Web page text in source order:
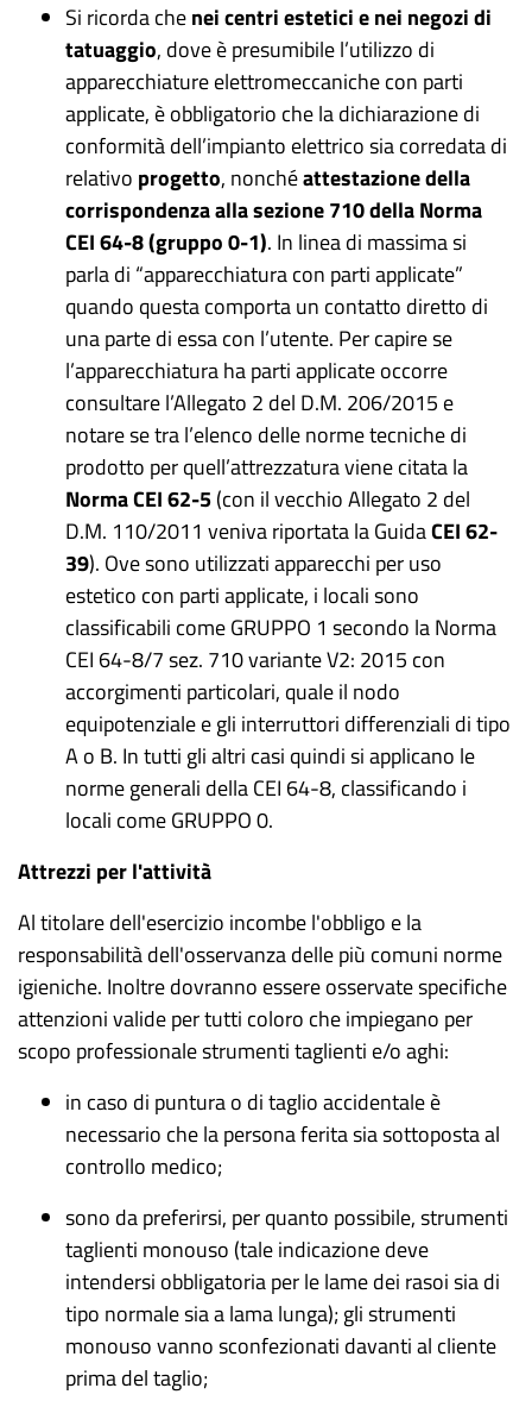
Si ricorda chenei centri estetici e nei negozi di
tatuaggio, dove è presumibile l’utilizzo di
apparecchiature elettromeccaniche con parti
applicate, è obbligatorio che la dichiarazione di
conformità dell’impianto elettrico sia corredata di
relativo progetto, nonchéattestazione della
corrispondenza alla sezione 710 della Norma
CEI 64-8 (gruppo 0-1). In linea di massima si
parla di “apparecchiatura con parti applicate”
quando questa comporta un contatto diretto di
una parte di essa con l’utente. Per capire se
l’apparecchiatura ha parti applicate occorre
consultare l’Allegato 2 del D.M. 206/2015 e
notare se tra l’elenco delle norme tecniche di
prodotto per quell’attrezzatura viene citata la
Norma CEI 62-5(con il vecchio Allegato 2 del
D.M. 110/2011 veniva riportata la GuidaCEI 62-
39). Ove sono utilizzati apparecchi per uso
estetico con parti applicate, i locali sono
classificabili come GRUPPO 1 secondo la Norma
CEI 64-8/7 sez. 710 variante V2: 2015 con
accorgimenti particolari, quale il nodo
equipotenziale e gli interruttori differenziali di tipo
A o B. In tutti gli altri casi quindi si applicano le
norme generali della CEI 64-8, classificando i
locali come GRUPPO 0.
Attrezzi per l'attività
Al titolare dell'esercizio incombe l'obbligo e la
responsabilità dell'osservanza delle più comuni norme
igieniche. Inoltre dovranno essere osservate specifiche
attenzioni valide per tutti coloro che impiegano per
scopo professionale strumenti taglienti e/o aghi:
in caso di puntura o di taglio accidentale è
necessario che la persona ferita sia sottoposta al
controllo medico;
sono da preferirsi, per quanto possibile, strumenti
taglienti monouso (tale indicazione deve
intendersi obbligatoria per le lame dei rasoi sia di
tipo normale sia a lama lunga); gli strumenti
monouso vanno sconfezionati davanti al cliente
prima del taglio;